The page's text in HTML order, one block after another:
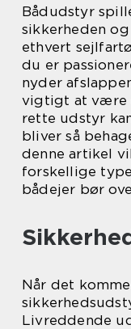
Bådudstyr
sikkerheden
ethvert
du er
nyder
vigtigt at være
rette udstyr
bliver så
denne artikel
forskellige
bådejer bør
Når det
Livreddende